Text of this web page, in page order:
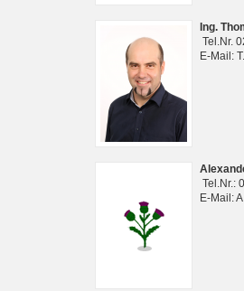
Ing.
Tel.Nr.
E-Mail:
Tel.Nr.:
E-Mail: